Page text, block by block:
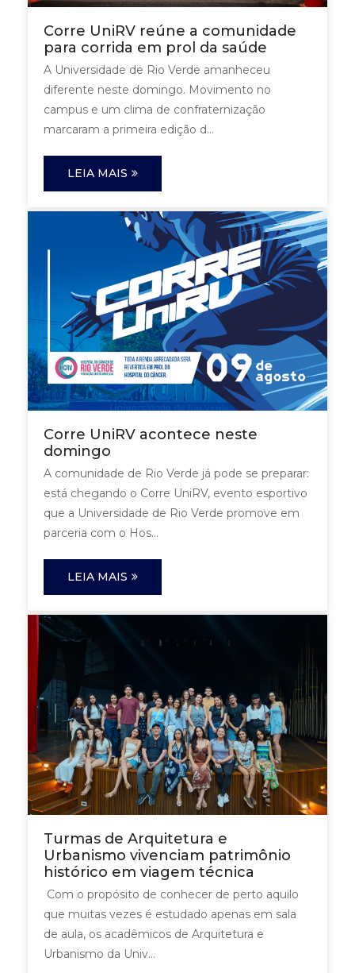
Corre UniRV reúne a comunidade
para corrida em prol da saúde
A Universidade de Rio Verde amanheceu
diferente neste domingo. Movimento no
campus e um clima de confraternização
marcaram a primeira edição d...
LEIA MAIS
Corre UniRV acontece neste
domingo
A comunidade de Rio Verde já pode se preparar:
está chegando o Corre UniRV, evento esportivo
que a Universidade de Rio Verde promove em
parceria com o Hos...
LEIA MAIS
Turmas de Arquitetura e
Urbanismo vivenciam patrimônio
histórico em viagem técnica
Com o propósito de conhecer de perto aquilo
que muitas vezes é estudado apenas em sala
de aula, os acadêmicos de Arquitetura e
Urbanismo da Univ...